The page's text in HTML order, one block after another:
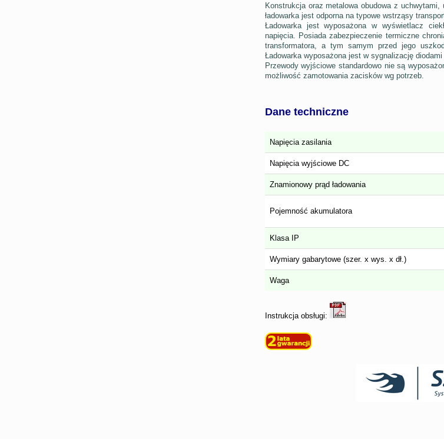
Konstrukcja oraz metalowa obudowa z
ładowarka jest odporna na typowe wstrząsy
Ładowarka jest wyposażona w wyświetlacz
napięcia. Posiada zabezpieczenie termiczne
transformatora, a tym samym przed jego
Ładowarka wyposażona jest w sygnalizację
Przewody wyjściowe standardowo nie są
możliwość zamotowania zacisków wg potrzeb.
Dane techniczne
Napięcia zasilania
Napięcia wyjściowe DC
Znamionowy prąd ładowania
Pojemność akumulatora
Klasa IP
Wymiary gabarytowe (szer. x wys. x dł.)
Waga
Instrukcja obsługi: